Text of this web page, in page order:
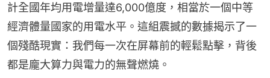
計全國年均用電增量達6,000億度，相當於一個中等
經濟體量國家的用電水平。這組震撼的數據揭示了一
個殘酷現實：我們每一次在屏幕前的輕鬆點擊，背後
都是龐大算力與電力的無聲燃燒。